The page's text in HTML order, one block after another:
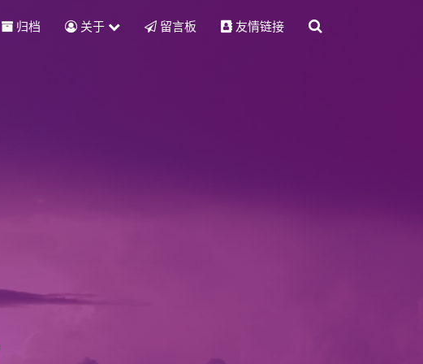
归档 关于 留言板 友情链接